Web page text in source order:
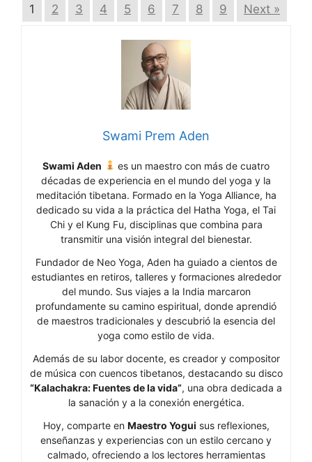
1 2 3 4 5 6 7 8 9 Next »
Swami Prem Aden
Swami Aden
es un maestro con más de cuatro
décadas de experiencia en el mundo del yoga y la
meditación tibetana. Formado en la Yoga Alliance, ha
dedicado su vida a la práctica del Hatha Yoga, el Tai
Chi y el Kung Fu, disciplinas que combina para
transmitir una visión integral del bienestar.
Fundador de Neo Yoga, Aden ha guiado a cientos de
estudiantes en retiros, talleres y formaciones alrededor
del mundo. Sus viajes a la India marcaron
profundamente su camino espiritual, donde aprendió
de maestros tradicionales y descubrió la esencia del
yoga como estilo de vida.
Además de su labor docente, es creador y compositor
de música con cuencos tibetanos, destacando su disco
“Kalachakra: Fuentes de la vida”, una obra dedicada a
la sanación y a la conexión energética.
Hoy, comparte en Maestro Yogui sus reflexiones,
enseñanzas y experiencias con un estilo cercano y
calmado, ofreciendo a los lectores herramientas